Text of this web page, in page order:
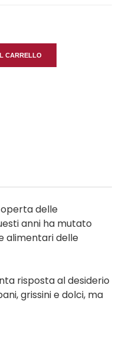
CARRELLO
delle
anni ha mutato
alimentari delle
risposta al desiderio
grissini e dolci, ma